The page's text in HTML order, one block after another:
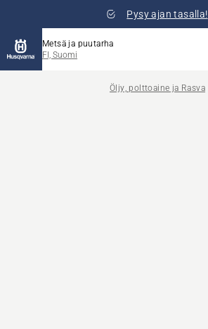
Pysy ajan tasalla!
Metsä ja puutarha
FI, Suomi
Öljy, polttoaine ja Rasva